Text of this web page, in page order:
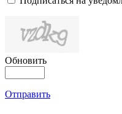
Обновить
Отправить